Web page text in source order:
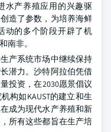
水产养殖应用的兴趣驱
造了参数，为培养海鲜
动的多个阶段开辟了机
南非。
产系统市场中继续保持
潜力。沙特阿拉伯凭借
投资，在2030愿景倡议
构如KAUST的建立和生
成为现代水产养殖和新
所有这些都旨在生产培